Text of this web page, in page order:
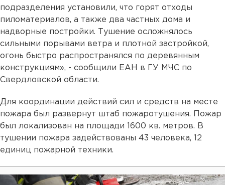
подразделения установили, что горят отходы
пиломатериалов, а также два частных дома и
надворные постройки. Тушение осложнялось
сильными порывами ветра и плотной застройкой,
огонь быстро распространялся по деревянным
конструкциям», - сообщили ЕАН в ГУ МЧС по
Свердловской области.
Для координации действий сил и средств на месте
пожара был развернут штаб пожаротушения. Пожар
был локализован на площади 1600 кв. метров. В
тушении пожара задействованы 43 человека, 12
единиц пожарной техники.